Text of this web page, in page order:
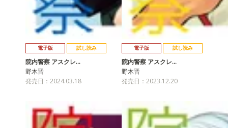
電子版 試し読み
院内警察 アスクレ…
野木晋
発売日：2024.03.18
電子版 試し読み
院内警察 アスクレ…
野木晋
発売日：2023.12.20